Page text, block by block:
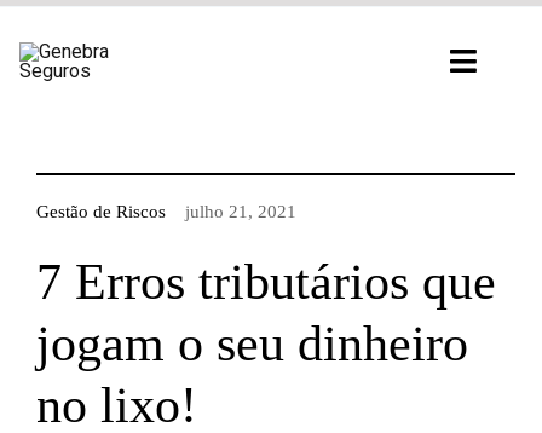
para
Gestão de Riscos julho 21, 2021
7 Erros tributários que
jogam o seu dinheiro
no lixo!